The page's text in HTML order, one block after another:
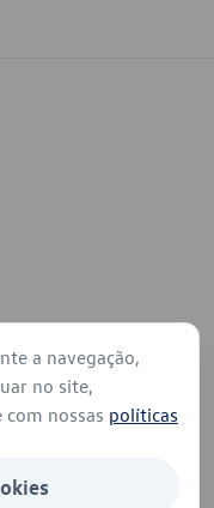
a navegação,
no site,
nossas políticas